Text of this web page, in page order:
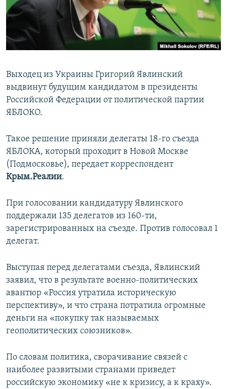
ПОБЕДИТЕЛЕЙ НЕ СУДЯТ?
КРЫМ.НЕПОКОРЕННЫЙ
ПРИСОЕДИНЯЙТЕСЬ!
Все сайты RFE/RL
Выходец из Украины Григорий Явлинский
выдвинут будущим кандидатом в президенты
Российской Федерации от политической партии
ЯБЛОКО.
Такое решение приняли делегаты 18-го съезда
ЯБЛОКА, который проходит в Новой Москве
(Подмосковье), передает корреспондент
Крым.Реалии.
При голосовании кандидатуру Явлинского
поддержали 135 делегатов из 160-ти,
зарегистрированных на съезде. Против голосовал 1
делегат.
Выступая перед делегатами съезда, Явлинский
заявил, что в результате военно-политических
авантюр «Россия утратила историческую
перспективу», и что страна потратила огромные
деньги на «покупку так называемых
геополитических союзников».
По словам политика, сворачивание связей с
наиболее развитыми странами приведет
российскую экономику «не к кризису, а к краху».